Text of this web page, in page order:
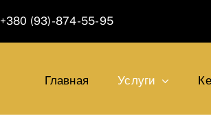
+380 (93)-874-55-95
Главная Услуги